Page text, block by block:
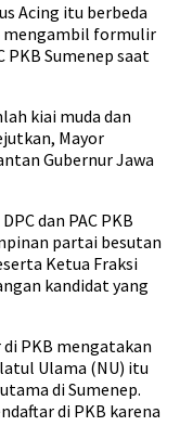
Acing itu berbeda
mengambil formulir
PKB Sumenep saat
kiai muda dan
Mayor
Gubernur Jawa
dan PAC PKB
partai besutan
Ketua Fraksi
kandidat yang
PKB mengatakan
Ulama (NU) itu
di Sumenep.
di PKB karena